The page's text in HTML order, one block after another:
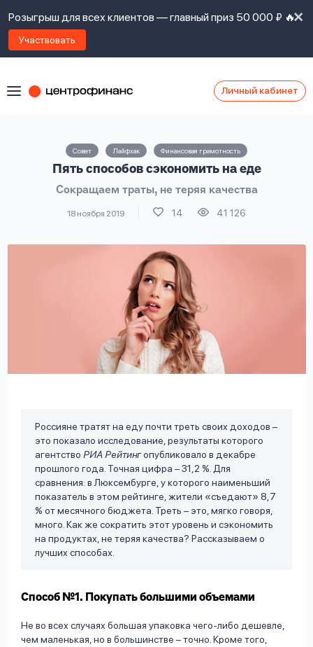
Розыгрыш для всех клиентов — главный приз 50 000 ₽ 🔥
Участвовать
Личный кабинет
Совет Лайфхак Финансовая грамотность
Пять способов сэкономить на еде
Сокращаем траты, не теряя качества
18 ноября 2019 14 41 126
Россияне тратят на еду почти треть своих доходов –
это показало исследование, результаты которого
агентство РИА Рейтингопубликовало в декабре
прошлого года. Точная цифра – 31,2 %. Для
сравнения: в Люксембурге, у которого наименьший
показатель в этом рейтинге, жители «съедают» 8,7
% от месячного бюджета. Треть – это, мягко говоря,
много. Как же сократить этот уровень и сэкономить
на продуктах, не теряя качества? Рассказываем о
лучших способах.
Способ №1. Покупать большими объемами
Не во всех случаях большая упаковка чего-либо дешевле,
чем маленькая, но в большинстве – точно. Кроме того,
Оформить заявку
Войти под другим номером
Ответы
на
вопросы
ознакомлен
правилами
предоставления
займов ,